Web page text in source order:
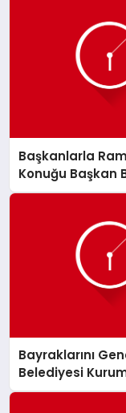
Başkanlarla
Konuğu Başkan
Bayraklarını
Belediyesi